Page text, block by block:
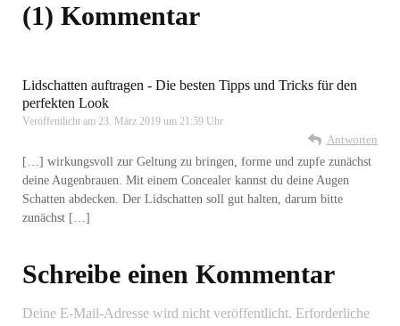
(1) Kommentar
Lidschatten auftragen - Die besten Tipps und Tricks für den
perfekten Look
Veröffentlicht am 23. März 2019 um 21:59 Uhr
Antworten
[…] wirkungsvoll zur Geltung zu bringen, forme und zupfe zunächst
deine Augenbrauen. Mit einem Concealer kannst du deine Augen
Schatten abdecken. Der Lidschatten soll gut halten, darum bitte
zunächst […]
Schreibe einen Kommentar
Deine E-Mail-Adresse wird nicht veröffentlicht. Erforderliche